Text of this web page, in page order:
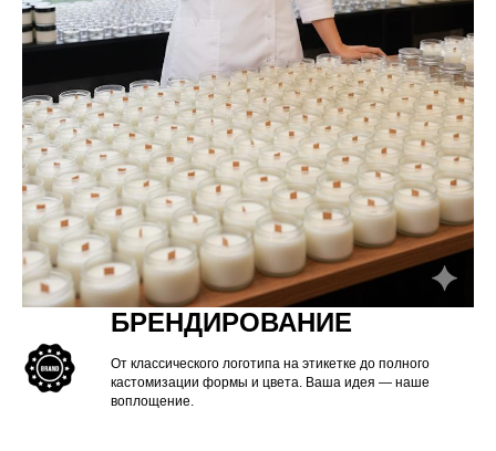
от 11 шт
310 руб
от 50 шт
280 руб
от 100 шт
250 руб